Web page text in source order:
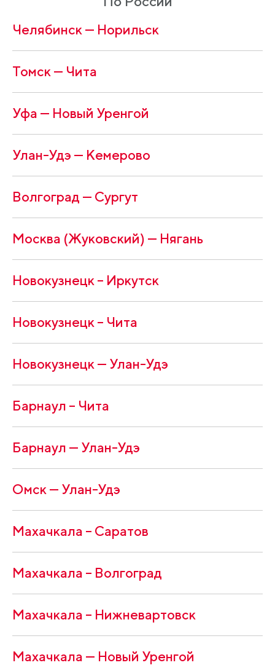
Челябинск — Норильск
Томск — Чита
Уфа — Новый Уренгой
Улан-Удэ — Кемерово
Волгоград — Сургут
Москва (Жуковский) — Нягань
Новокузнецк – Иркутск
Новокузнецк – Чита
Новокузнецк — Улан-Удэ
Барнаул – Чита
Барнаул — Улан-Удэ
Омск — Улан-Удэ
Махачкала – Саратов
Махачкала – Волгоград
Махачкала – Нижневартовск
Махачкала — Новый Уренгой